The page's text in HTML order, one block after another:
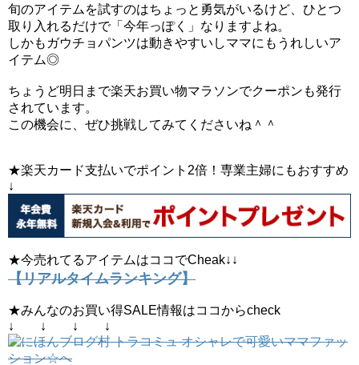
旬のアイテムを試すのはちょっと勇気がいるけど、ひとつ
取り入れるだけで「今年っぽく」なりますよね。
しかもガウチョパンツは動きやすいしママにもうれしいア
イテム◎
ちょうど明日まで楽天お買い物マラソンでクーポンも発行
されています。
この機会に、ぜひ挑戦してみてくださいね＾＾
★楽天カード支払いでポイント2倍！専業主婦にもおすすめ
↓
★今売れてるアイテムはココでCheak↓↓
【リアルタイムランキング】
★みんなのお買い得SALE情報はココからcheck
↓ ↓ ↓ ↓